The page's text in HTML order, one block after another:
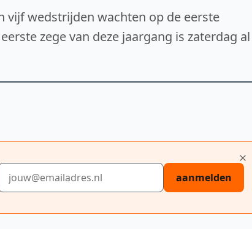
vijf wedstrijden wachten op de eerste
zege van deze jaargang is zaterdag al
mailadres
aanmelden